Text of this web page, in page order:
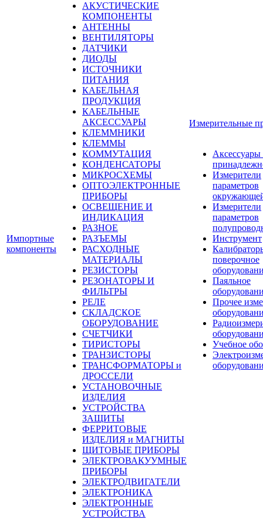
Импортные
компоненты
АКУСТИЧЕСКИЕ
КОМПОНЕНТЫ
АНТЕННЫ
ВЕНТИЛЯТОРЫ
ДАТЧИКИ
ДИОДЫ
ИСТОЧНИКИ
ПИТАНИЯ
КАБЕЛЬНАЯ
ПРОДУКЦИЯ
КАБЕЛЬНЫЕ
АКСЕССУАРЫ
КЛЕММНИКИ
КЛЕММЫ
КОММУТАЦИЯ
КОНДЕНСАТОРЫ
МИКРОСХЕМЫ
ОПТОЭЛЕКТРОННЫЕ
ПРИБОРЫ
ОСВЕЩЕНИЕ И
ИНДИКАЦИЯ
РАЗНОЕ
РАЗЪЕМЫ
РАСХОДНЫЕ
МАТЕРИАЛЫ
РЕЗИСТОРЫ
РЕЗОНАТОРЫ И
ФИЛЬТРЫ
РЕЛЕ
СКЛАДСКОЕ
ОБОРУДОВАНИЕ
СЧЕТЧИКИ
ТИРИСТОРЫ
ТРАНЗИСТОРЫ
ТРАНСФОРМАТОРЫ и
ДРОССЕЛИ
УСТАНОВОЧНЫЕ
ИЗДЕЛИЯ
УСТРОЙСТВА
ЗАЩИТЫ
ФЕРРИТОВЫЕ
ИЗДЕЛИЯ и МАГНИТЫ
ЩИТОВЫЕ ПРИБОРЫ
ЭЛЕКТРОВАКУУМНЫЕ
ПРИБОРЫ
ЭЛЕКТРОДВИГАТЕЛИ
ЭЛЕКТРОНИКА
ЭЛЕКТРОННЫЕ
УСТРОЙСТВА
Измерительные
Аксессуары
Измерители
параметров
Измерители
параметров
Инструмент
поверочное
Паяльное
Прочее
Учебное